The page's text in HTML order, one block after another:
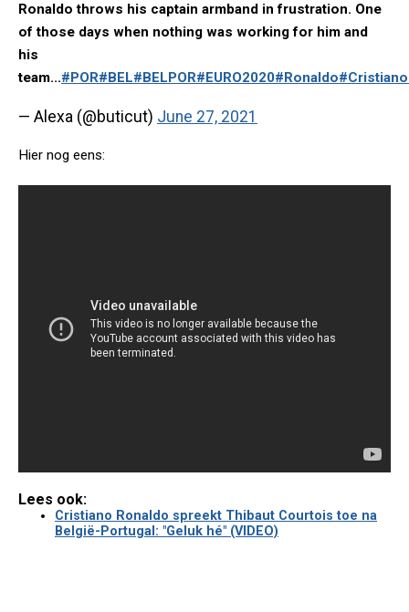
Ronaldo throws his captain armband in frustration. One
of those days when nothing was working for him and
his
team...#POR#BEL#BELPOR#EURO2020#Ronaldo
— Alexa (@buticut) June 27, 2021
Hier nog eens:
Lees ook:
Cristiano Ronaldo spreekt Thibaut Courtois toe na
België-Portugal: "Geluk hé" (VIDEO)